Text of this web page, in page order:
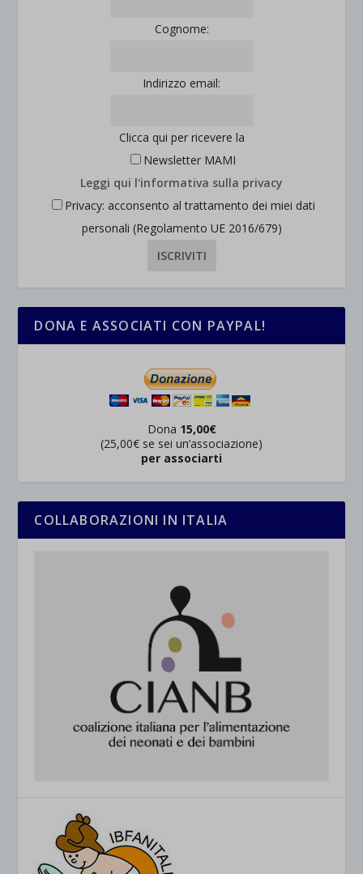
Cognome:
Indirizzo email:
Clicca qui per ricevere la
Newsletter MAMI
Leggi qui l'informativa sulla privacy
Privacy: acconsento al trattamento dei miei dati
personali (Regolamento UE 2016/679)
DONA E ASSOCIATI CON PAYPAL!
Dona 15,00€
(25,00€ se sei un’associazione)
per associarti
COLLABORAZIONI IN ITALIA